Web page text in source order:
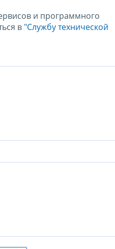
и программного
в "Службу технической